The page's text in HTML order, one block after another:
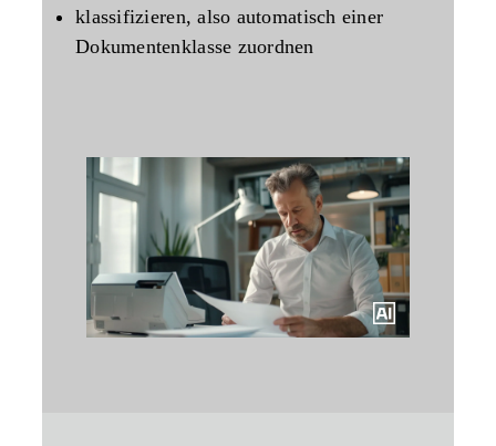
klassifizieren, also automatisch einer
Dokumentenklasse zuordnen